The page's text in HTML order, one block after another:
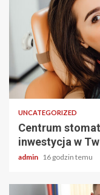
2 min odczytu
UNCATEGORIZED
Centrum
inwestycja w
admin 16 godzin temu